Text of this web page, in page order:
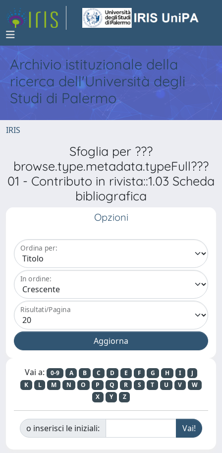
Archivio istituzionale della
ricerca dell'Università degli
Studi di Palermo
IRIS
Sfoglia per ???
browse.type.metadata.typeFull???
01 - Contributo in rivista::1.03 Scheda
bibliografica
Opzioni
Ordina per:
In ordine:
Risultati/Pagina
Vai a: 0-9 A B C D E F G H I
J
K
L M N O P Q R S T U V
W
X
Y Z
o inserisci le iniziali: